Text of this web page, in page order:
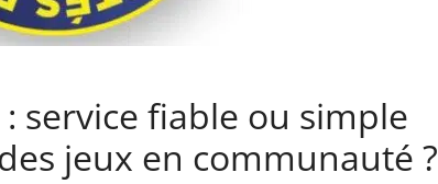
service fiable ou simple
jeux en communauté ?